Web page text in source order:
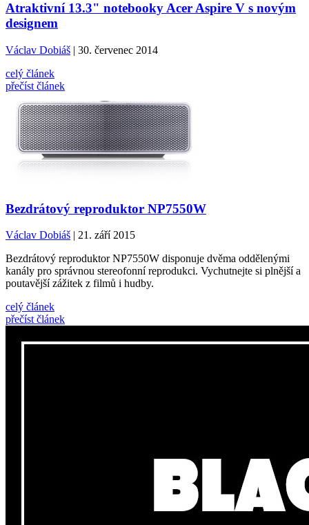
Atraktivní 13.3" notebooky Acer Aspire V s novým
designem
Václav Dobiáš | 30. červenec 2014
celý článek
přečíst článek
Bezdrátový reproduktor NP7550W
Václav Dobiáš | 21. září 2015
Bezdrátový reproduktor NP7550W disponuje dvěma oddělenými
kanály pro správnou stereofonní reprodukci. Vychutnejte si plnější a
poutavější zážitek z filmů i hudby.
celý článek
přečíst článek